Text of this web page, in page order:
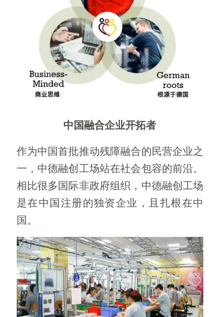
中国融合企业开拓者
作为中国首批推动残障融合的民营企业之
一，中德融创工场站在社会包容的前沿。
相比很多国际非政府组织，中德融创工场
是在中国注册的独资企业，且扎根在中
国。